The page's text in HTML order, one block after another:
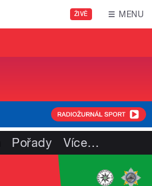
ŽIVĚ MENU
Pořady Více…